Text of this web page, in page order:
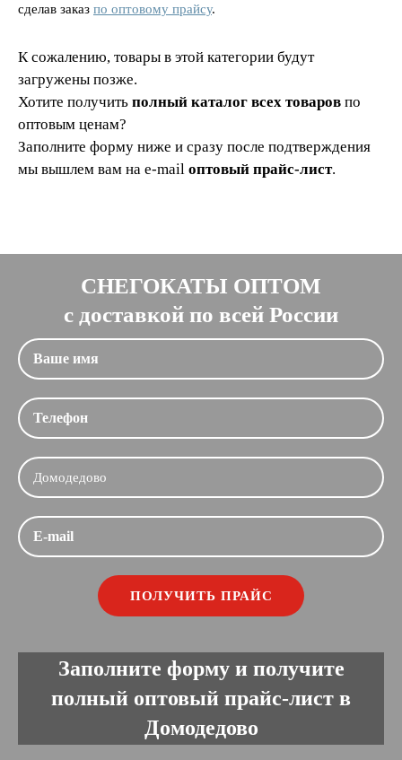
сделав заказ по оптовому прайсу.
К сожалению, товары в этой категории будут
загружены позже.
Хотите получить полный каталог всех товаров по
оптовым ценам?
Заполните форму ниже и сразу после подтверждения
мы вышлем вам на e-mail оптовый прайс-лист.
СНЕГОКАТЫ ОПТОМ
с доставкой по всей России
Заполните форму и получите
полный оптовый прайс-лист в
Домодедово